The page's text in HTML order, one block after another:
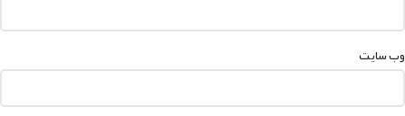
وب‌ سایت